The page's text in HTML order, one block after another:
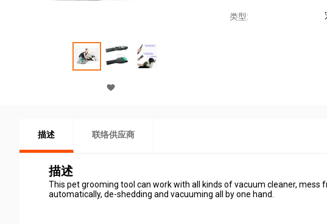
类型:
描述 联络供应商
描述
This pet grooming tool can work with all kinds of vacuum cleaner,
automatically, de-shedding and vacuuming all by one hand.